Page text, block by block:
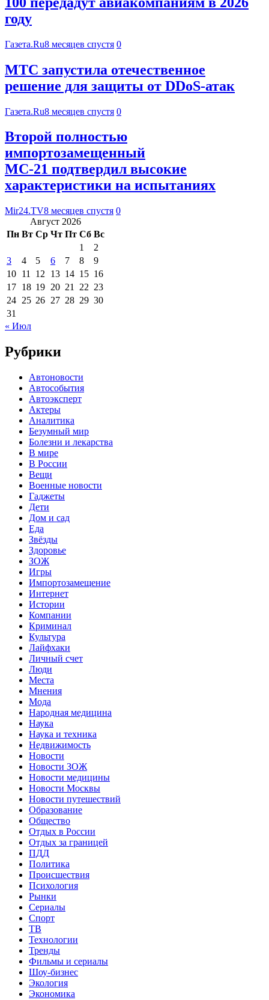
году
Газета.Ru8 месяцев спустя 0
МТС запустила отечественное
решение для защиты от DDoS-атак
Газета.Ru8 месяцев спустя 0
Второй полностью
импортозамещенный
МС-21 подтвердил высокие
характеристики на испытаниях
Mir24.TV8 месяцев спустя 0
Август 2026
Пн Вт Ср Чт Пт Сб Вс
1
2
3
4 5 6 7 8
9
10 11 12 13 14 15 16
17 18 19 20 21 22 23
24 25 26 27 28 29 30
31
« Июл
Рубрики
Автоновости
Автособытия
Автоэксперт
Актеры
Аналитика
Безумный мир
Болезни и лекарства
В мире
В России
Вещи
Военные новости
Гаджеты
Дети
Дом и сад
Еда
Звёзды
Здоровье
ЗОЖ
Игры
Импортозамещение
Интернет
Истории
Компании
Криминал
Культура
Лайфхаки
Личный счет
Люди
Места
Мнения
Мода
Народная медицина
Наука
Наука и техника
Недвижимость
Новости
Новости ЗОЖ
Новости медицины
Новости Москвы
Новости путешествий
Образование
Общество
Отдых в России
Отдых за границей
ПДД
Политика
Происшествия
Психология
Рынки
Сериалы
Спорт
ТВ
Технологии
Тренды
Фильмы и сериалы
Шоу-бизнес
Экология
Экономика